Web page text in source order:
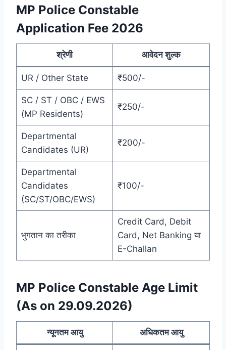
MP Police Constable
Application Fee 2026
श्रेणी आवेदन शुल्क
UR / Other State ₹500/-
SC / ST / OBC / EWS
(MP Residents)
₹250/-
Departmental
Candidates (UR)
₹200/-
Departmental
Candidates
(SC/ST/OBC/EWS)
₹100/-
भुगतान का तरीका
Credit Card, Debit
Card, Net Banking या
E-Challan
MP Police Constable Age Limit
(As on 29.09.2026)
न्यूनतम आयु अधिकतम आयु